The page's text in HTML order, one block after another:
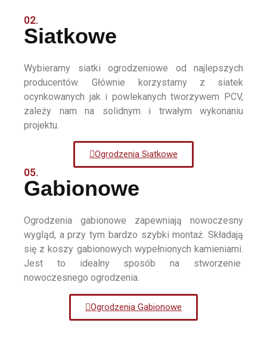
02.
Siatkowe
Wybieramy siatki ogrodzeniowe od najlepszych
producentów. Głównie korzystamy z siatek
ocynkowanych jak i powlekanych tworzywem PCV,
zależy nam na solidnym i trwałym wykonaniu
projektu.
Ogrodzenia Siatkowe
05.
Gabionowe
Ogrodzenia gabionowe zapewniają nowoczesny
wygląd, a przy tym bardzo szybki montaż. Składają
się z koszy gabionowych wypełnionych kamieniami.
Jest to idealny sposób na stworzenie
nowoczesnego ogrodzenia.
Ogrodzenia Gabionowe